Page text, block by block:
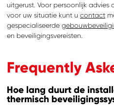
uitgerust. Voor persoonlijk
voor uw situatie kunt u contact
gespecialiseerde
en beveiligingsvereisten.
Frequently
Hoe lang duurt de
thermisch